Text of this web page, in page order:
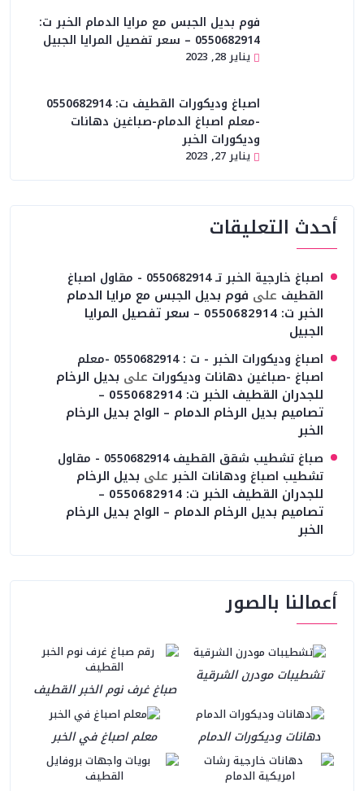
فوم بديل الجبس مع مرايا الدمام الخبر ت:
0550682914 – سعر تفصيل المرايا الجبيل
يناير 28, 2023
اصباغ وديكورات القطيف ت: 0550682914
-معلم اصباغ الدمام-صباغين دهانات
وديكورات الخبر
يناير 27, 2023
أحدث التعليقات
اصباغ خارجية الخبر تـ 0550682914 - مقاول اصباغ
القطيف على فوم بديل الجبس مع مرايا الدمام
الخبر ت: 0550682914 – سعر تفصيل المرايا
الجبيل
اصباغ وديكورات الخبر - ت : 0550682914 -معلم
اصباغ -صباغين دهانات وديكورات على بديل الرخام
للجدران القطيف الخبر ت: 0550682914 –
تصاميم بديل الرخام الدمام – الواح بديل الرخام
الخبر
صباغ تشطيب شقق القطيف 0550682914 - مقاول
تشطيب اصباغ ودهانات الخبر على بديل الرخام
للجدران القطيف الخبر ت: 0550682914 –
تصاميم بديل الرخام الدمام – الواح بديل الرخام
الخبر
أعمالنا بالصور
تشطيبات مودرن الشرقية
صباغ غرف نوم الخبر القطيف
دهانات وديكورات الدمام معلم اصباغ في الخبر